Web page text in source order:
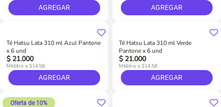
AGREGAR AGREGAR
Té Hatsu Lata 310 ml Azul Pantone
x 6 und
$ 21.000
Mililitro a $14,58
AGREGAR
Té Hatsu Lata 310 ml Verde
Pantone x 6 und
$ 21.000
Mililitro a $14,58
AGREGAR
Oferta de 10%